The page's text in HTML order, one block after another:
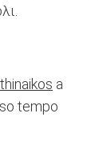
a
tempo